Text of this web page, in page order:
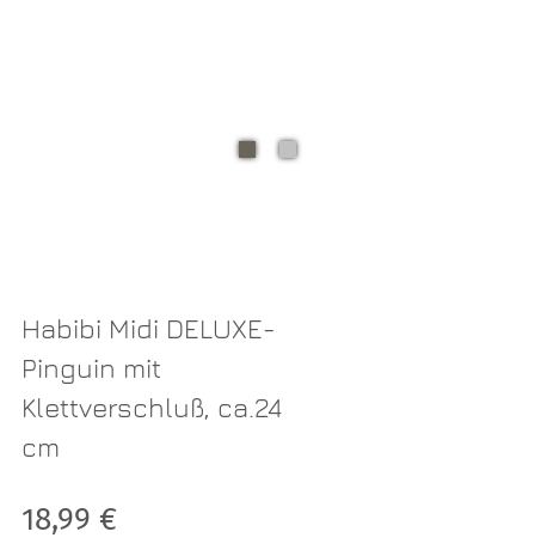
Habibi Midi DELUXE-
Pinguin mit
Klettverschluß, ca.24
cm
Verkaufspreis: 18,99 €
18,99 €